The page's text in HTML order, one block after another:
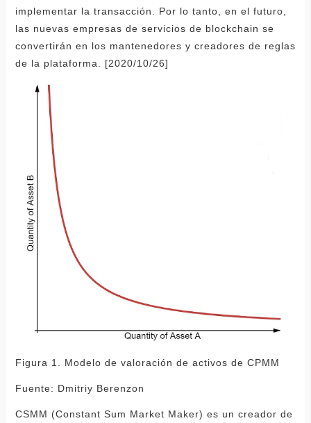
implementar la transacción. Por lo tanto, en el futuro,
las nuevas empresas de servicios de blockchain se
convertirán en los mantenedores y creadores de reglas
de la plataforma. [2020/10/26]
Figura 1. Modelo de valoración de activos de CPMM
Fuente: Dmitriy Berenzon
CSMM (Constant Sum Market Maker) es un creador de